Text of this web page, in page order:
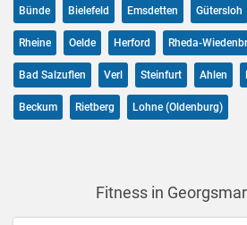
Bünde Bielefeld Emsdetten Gütersloh
Rheine Oelde Herford Rheda-
Bad Salzuflen Verl Steinfurt Ahlen
Beckum Rietberg Lohne (Oldenburg)
Fitness in